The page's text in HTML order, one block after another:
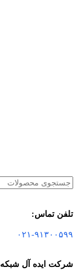
تلفن تماس:
۰۲۱-۹۱۳۰۰۵۹۹
شرکت ایده آل شبکه